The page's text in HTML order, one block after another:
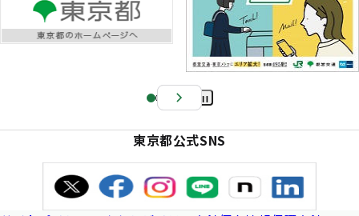
Pa
e
東京都公式SNS